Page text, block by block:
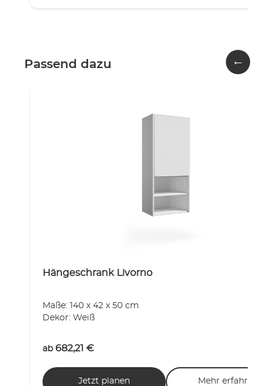
Passend dazu
Hängeschrank Livorno
Maße: 140 x 42 x 50 cm
Dekor: Weiß
ab 682,21 €
Jetzt planen Mehr erfahren
←